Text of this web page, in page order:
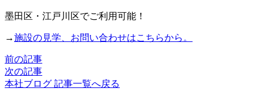
墨田区・江戸川区でご利用可能！
→施設の見学、お問い合わせはこちらから。
前の記事
次の記事
本社ブログ 記事一覧へ戻る